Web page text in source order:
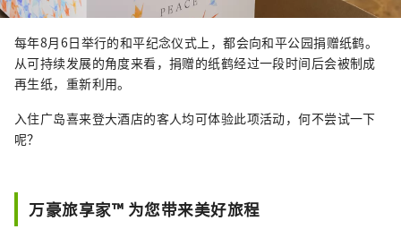
每年8月6日举行的和平纪念仪式上，都会向和平公园捐赠纸鹤。
从可持续发展的角度来看，捐赠的纸鹤经过一段时间后会被制成
再生纸，重新利用。
入住广岛喜来登大酒店的客人均可体验此项活动，何不尝试一下
呢？
万豪旅享家™ 为您带来美好旅程